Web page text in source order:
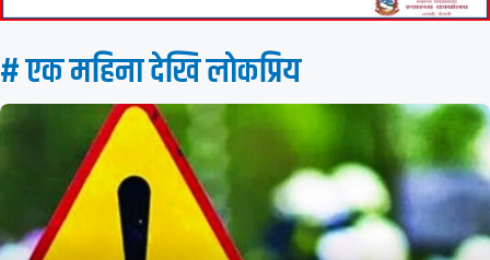
# एक महिना देखि लाेकप्रिय